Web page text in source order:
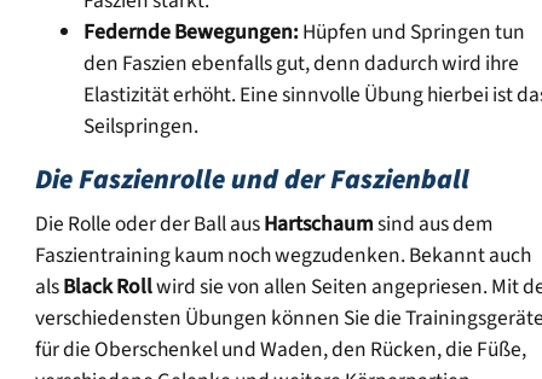
Federnde Bewegungen:Hüpfen und Springen tun
den Faszien ebenfalls gut, denn dadurch wird ihre
Elastizität erhöht. Eine sinnvolle Übung hierbei ist
Seilspringen.
Die Faszienrolle und der Faszienball
Die Rolle oder der Ball ausHartschaumsind aus dem
Faszientraining kaum noch wegzudenken. Bekannt auch
alsBlack Rollwird sie von allen Seiten angepriesen. Mit
verschiedensten Übungen können Sie die
für die Oberschenkel und Waden, den Rücken, die Füße,